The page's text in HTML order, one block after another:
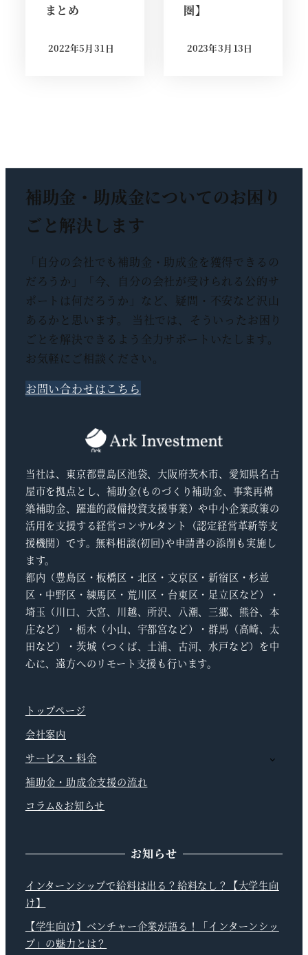
まとめ
投稿日
2022年5月31日
圏】
投稿日
2023年3月13日
補助金・助成金についてのお困り
ごと解決します
「自分の会社でも補助金・助成金を獲得できるの
だろうか」「今、自分の会社が受けられる公的サ
ポートは何だろうか」など、疑問・不安など沢山
あるかと思います。 当社では、そういったお困り
ごとを解決できるよう全力サポートいたします。
お気軽にご相談ください。
お問い合わせはこちら
当社は、東京都豊島区池袋、大阪府茨木市、愛知県名古
屋市を拠点とし、補助金(ものづくり補助金、事業再構
築補助金、躍進的設備投資支援事業）や中小企業政策の
活用を支援する経営コンサルタント（認定経営革新等支
援機関）です。無料相談(初回)や申請書の添削も実施し
ます。
都内（豊島区・板橋区・北区・文京区・新宿区・杉並
区・中野区・練馬区・荒川区・台東区・足立区など）・
埼玉（川口、大宮、川越、所沢、八潮、三郷、熊谷、本
庄など）・栃木（小山、宇都宮など）・群馬（高崎、太
田など）・茨城（つくば、土浦、古河、水戸など）を中
心に、遠方へのリモート支援も行います。
トップページ
会社案内
サービス・料金
補助金・助成金支援の流れ
コラム&お知らせ
お知らせ
インターンシップで給料は出る？給料なし？【大学生向
け】
【学生向け】ベンチャー企業が語る！「インターンシッ
プ」の魅力とは？